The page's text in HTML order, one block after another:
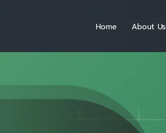
Home About Us